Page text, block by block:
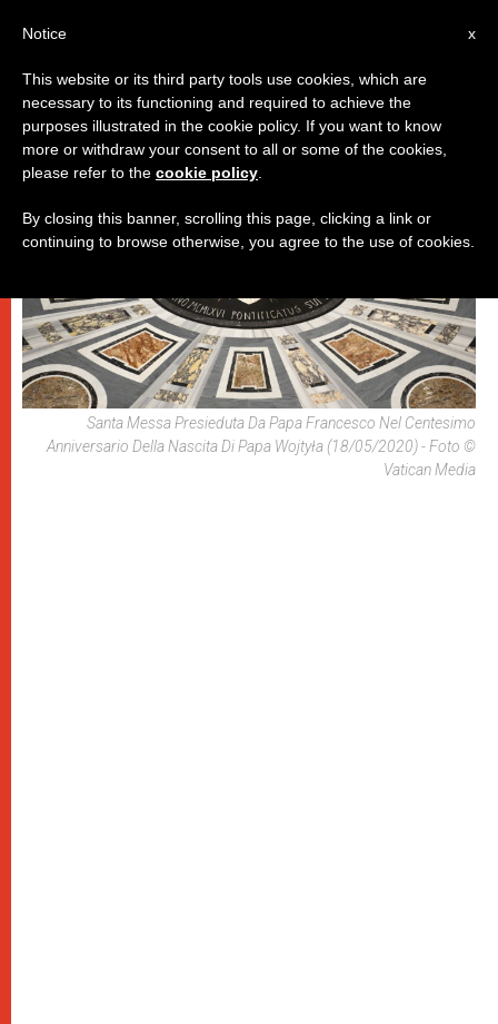
ESCATOLOGIA E CAUSE DEI SANTI,PAPI
Santa Messa Presieduta Da Papa Francesco Nel Centesimo
Anniversario Della Nascita Di Papa Wojtyła (18/05/2020) - Foto ©
Vatican Media
x
Notice
This website or its third party tools use cookies, which are
necessary to its functioning and required to achieve the
purposes illustrated in the cookie policy. If you want to know
more or withdraw your consent to all or some of the cookies,
please refer to the cookie policy
By closing this banner, scrolling this page, clicking a link or
continuing to browse otherwise, you agree to the use of cookies.